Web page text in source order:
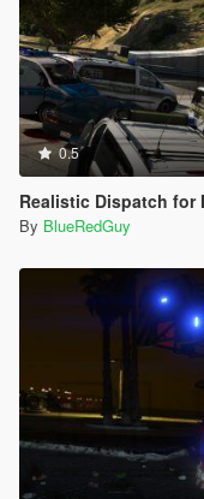
0.5
Realistic Dispatch for
By BlueRedGuy